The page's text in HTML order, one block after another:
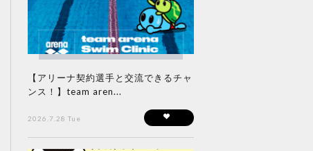
【アリーナ契約選手と交流できるチャ
ンス！】team aren...
2026.7.28 Tue